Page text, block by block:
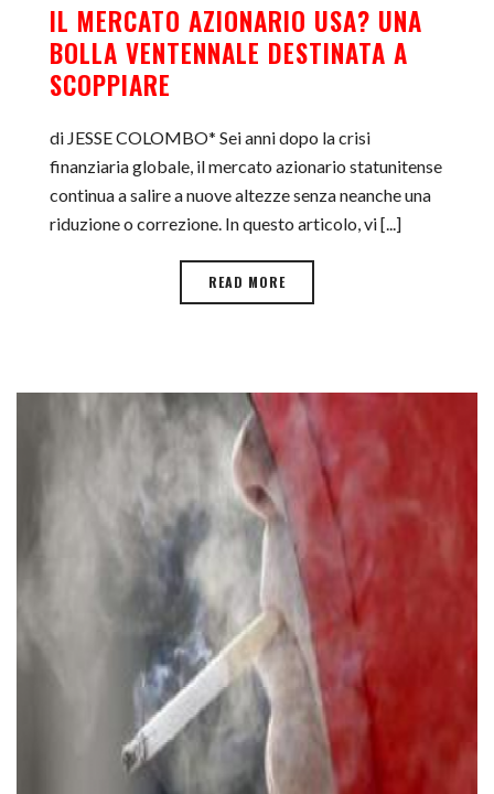
IL MERCATO AZIONARIO USA? UNA
BOLLA VENTENNALE DESTINATA A
SCOPPIARE
di JESSE COLOMBO* Sei anni dopo la crisi
finanziaria globale, il mercato azionario statunitense
continua a salire a nuove altezze senza neanche una
riduzione o correzione. In questo articolo, vi [...]
READ MORE